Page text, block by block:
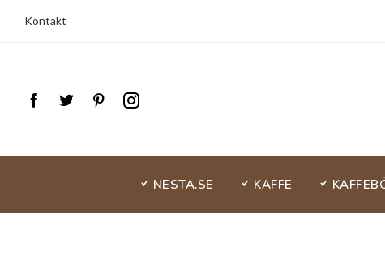
Kontakt
NESTA.SE KAFFE